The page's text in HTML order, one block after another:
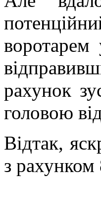
рахунок
головою
Відтак,
з рахунком